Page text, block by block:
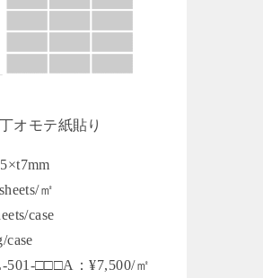
オモテ紙貼り
㎡
case
case
501-□□□A：¥7,500/㎡